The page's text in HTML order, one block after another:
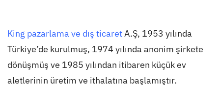
King pazarlama ve dış ticaretA.Ş, 1953 yılında
Türkiye’de kurulmuş, 1974 yılında anonim şirkete
dönüşmüş ve 1985 yılından itibaren küçük ev
aletlerinin üretim ve ithalatına başlamıştır.